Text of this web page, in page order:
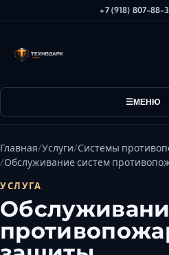
+7 (918) 807-88-
МЕНЮ
Главная Услуги Системы
Обслуживание систем
УСЛУГА